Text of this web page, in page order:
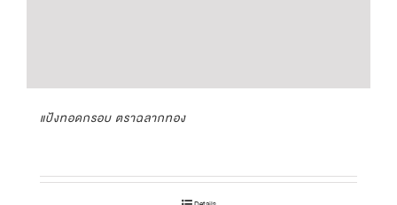
แป้งทอดกรอบ ตราฉลากทอง